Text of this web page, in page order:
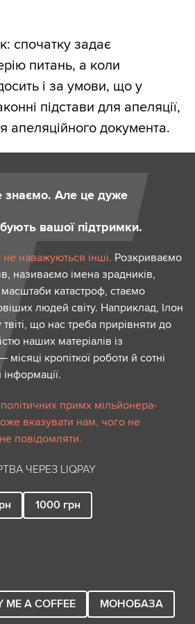
спочатку задає
питань, а коли
і за умови, що у
підстави для апеляції,
апеляційного документа.
знаємо. Але це дуже
вашої підтримки.
наважуються інші. Розкриваємо
називаємо імена зрадників,
катастроф, стаємо
людей світу. Наприклад, Ілон
що нас треба прирівняти до
наших матеріалів із
кропіткої роботи й сотні
примх мільйонера-
вказувати нам, чого не
повідомляти.
ЧЕРЕЗ LIQPAY
1000 грн
ME A COFFEE МОНОБАЗА